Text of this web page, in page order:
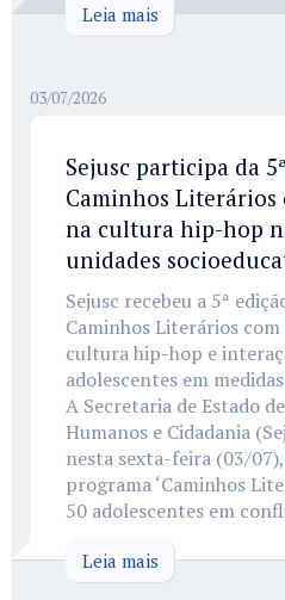
Leia mais
03/07/2026
Sejusc participa da
Caminhos Literários
na cultura hip-hop
unidades
Sejusc recebeu a 5ª
Caminhos Literários
cultura hip-hop e
adolescentes em
A Secretaria de Estado
Humanos e Cidadania
nesta sexta-feira (03/
programa ‘Caminhos
50 adolescentes em
Leia mais